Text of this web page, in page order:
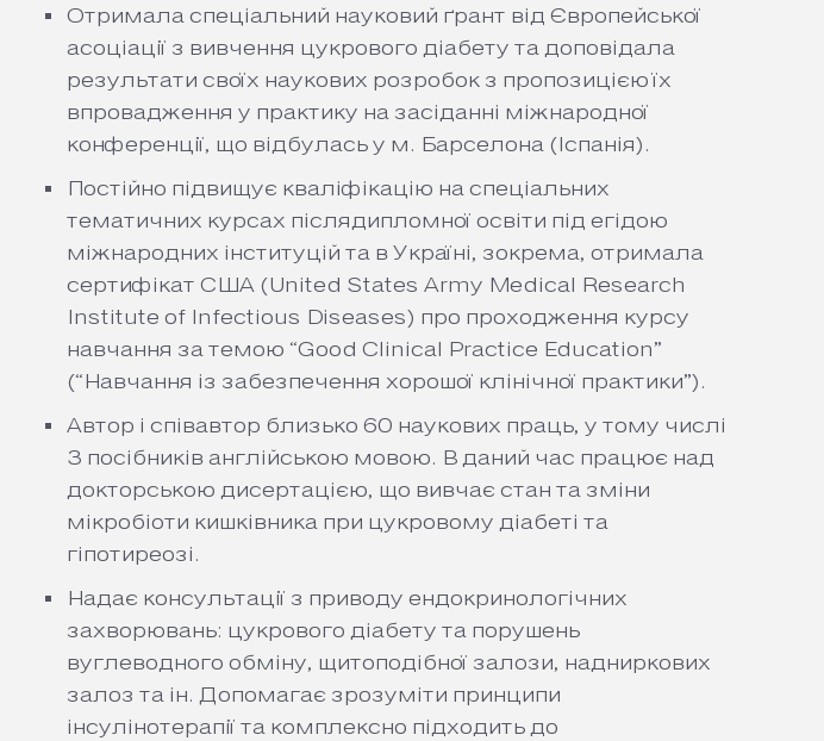
Отримала спеціальний науковий ґрант від Європейської
асоціації з вивчення цукрового діабету та доповідала
результати своїх наукових розробок з пропозицією їх
впровадження у практику на засіданні міжнародної
конференції, що відбулась у м. Барселона (Іспанія).
Постійно підвищує кваліфікацію на спеціальних
тематичних курсах післядипломної освіти під егідою
міжнародних інституцій та в Україні, зокрема, отримала
сертифікат США (United States Army Medical Research
Institute of Infectious Diseases) про проходження курсу
навчання за темою “Good Clinical Practice Education”
(“Навчання із забезпечення хорошої клінічної практики”).
Автор і співавтор близько 60 наукових праць, у тому числі
3 посібників англійською мовою. В даний час працює над
докторською дисертацією, що вивчає стан та зміни
мікробіоти кишківника при цукровому діабеті та
гіпотиреозі.
Надає консультації з приводу ендокринологічних
захворювань: цукрового діабету та порушень
вуглеводного обміну, щитоподібної залози, надниркових
залоз та ін. Допомагає зрозуміти принципи
інсулінотерапії та комплексно підходить до